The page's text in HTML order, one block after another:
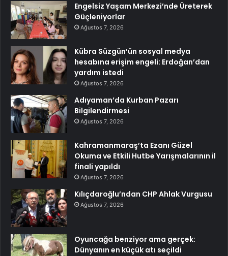
Engelsiz Yaşam Merkezi’nde Üreterek
Güçleniyorlar
Ağustos 7, 2026
Kübra Süzgün’ün sosyal medya
hesabına erişim engeli: Erdoğan’dan
yardım istedi
Ağustos 7, 2026
Adıyaman’da Kurban Pazarı
Bilgilendirmesi
Ağustos 7, 2026
Kahramanmaraş’ta Ezanı Güzel
Okuma ve Etkili Hutbe Yarışmalarının il
finali yapıldı
Ağustos 7, 2026
Kılıçdaroğlu’ndan CHP Ahlak Vurgusu
Ağustos 7, 2026
Oyuncağa benziyor ama gerçek:
Dünyanın en küçük atı seçildi